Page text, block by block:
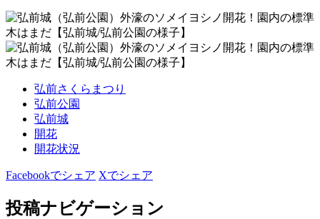
弘前さくらまつり
弘前公園
弘前城
開花
開花状況
Facebookでシェア Xでシェア
投稿ナビゲーション